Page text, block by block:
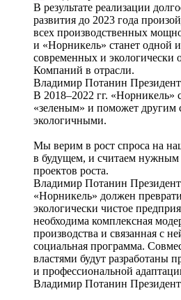
В результате реализации
развития до 2023 года
всех производственных
и «Норникель» станет одной
современных и экологически
Компаний в отрасли.
Владимир Потанин
В 2018–2022 гг. «Норникель»
«зеленым» и поможет другим
экологичными.
Мы верим в рост спроса на
в будущем, и считаем нужным
проектов роста.
Владимир Потанин
«Норникель» должен
экологически чистое
необходима комплексная
производства и связанная с
социальная программа.
властями будут разработаны
и профессиональной
Владимир Потанин